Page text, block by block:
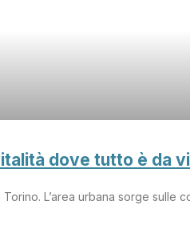
dove tutto è da
L’area urbana sorge